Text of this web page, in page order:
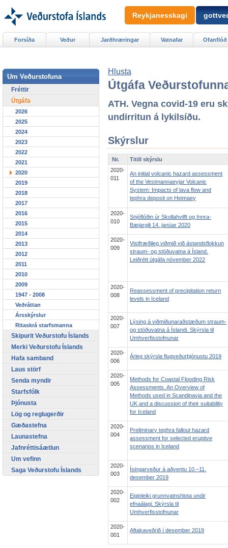
Hlusta
Útgáfa
ATH. Vegna covid-19 eru
undirritun á lykilsíðu.
Skýrslur
Nr.
Titill skýrslu
2020-
011
An initial volcanic hazard assessment
of the Vestmannaeyjar Volcanic
System: Impacts of lava flow and
tephra deposit on Heimaey
2020-
010
Snjóflóðin úr Skollahvilft og Innra-
Bæjargili 14. janúar 2020
2020-
009
Vistfræðileg viðmið við ástandsflokkun
straum- og stöðuvatna á Ísland.
Leiðrétt útgáfa nóvember 2022
2020-
008
Reassessment of precipitation return
levels in Iceland
2020-
007
Lýsing á viðmiðunaraðstæðum straum-
og stöðuvatna á Íslandi. Skýrsla til
Umhverfisstofnunar
2020-
006
Árleg skýrsla flugveðurþjónustu 2019
2020-
005
Methods for Coastal Flooding Risk
Assessments. An Overview of
Methods used in Scandinavia and the
UK and a discussion of their suitability
for Iceland
2020-
004
Preliminary tephra fallout hazard
assessment for selected eruptive
scenarios in Iceland
2020-
003
Ísingarveður á aðventu 10.–11.
desember 2019
2020-
002
Eiginleiki grunnvatnshlota undir
efnaálagi. Skýrsla til
Umhverfisstofnunar
2020-
001
Aftakaveðrið í desember 2019
Forsíða Veður Jarðhræringar Vatnafar Ofanflóð
Um Veðurstofuna
Fréttir
Útgáfa
2026
2025
2024
2023
2022
2021
2020
2019
2018
2017
2016
2015
2014
2013
2012
2011
2010
2009
1947 - 2008
Veðráttan
Ársskýrslur
Ritaskrá starfsmanna
Skipurit Veðurstofu Íslands
Merki Veðurstofu Íslands
Hafa samband
Laus störf
Senda myndir
Starfsfólk
Þjónusta
Lög og reglugerðir
Gæðastefna
Launastefna
Jafnréttisáætlun
Um vefinn
Saga Veðurstofu Íslands
Reykjanesskagi